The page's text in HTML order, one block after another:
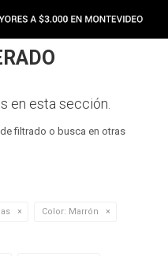
en esta sección.
filtrado o busca en otras
Color: Marrón